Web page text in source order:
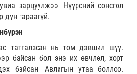
зарцуулжээ. Нүүрсний сонсгол
дүн гараагүй.
татгалзсан нь том дэвшил шүү.
байсан бол энэ их өвчлөл, хорт
байсан. Авлигын утаа боллоо.